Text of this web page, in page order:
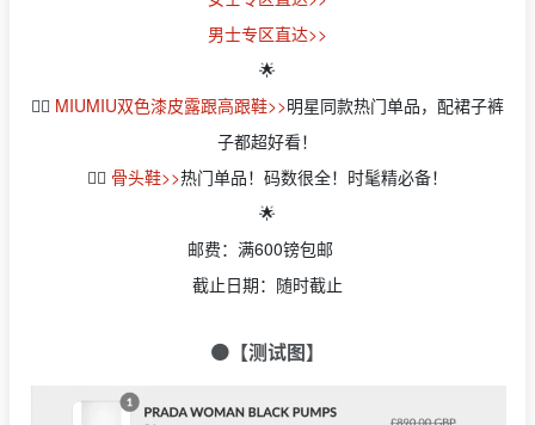
男士专区直达>>
🌟
👉🏻 MIUMIU双色漆皮露跟高跟鞋>>明星同款热门单品，配裙子裤
子都超好看！
👉🏻 骨头鞋>>热门单品！码数很全！时髦精必备！
🌟
邮费：满600镑包邮
截止日期：随时截止
🟠【测试图】